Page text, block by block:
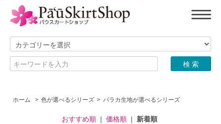
ホーム > 色が選べるシリーズ > パラカ生地が選べるシリーズ
おすすめ順| 価格順| 新着順